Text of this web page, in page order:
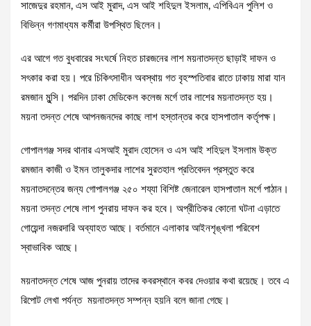
সাজেদুর রহমান, এস আই মুরাদ, এস আই শহিদুল ইসলাম, এপিবিএন পুলিশ ও
বিভিন্ন গণমাধ্যম কর্মীরা উপস্থিত ছিলেন।
এর আগে গত বুধবারের সংঘর্ষে নিহত চারজনের লাশ ময়নাতদন্ত ছাড়াই দাফন ও
সৎকার করা হয়। পরে চিকিৎসাধীন অবস্থায় গত বৃহস্পতিবার রাতে ঢাকায় মারা যান
রমজান মুন্সি। পরদিন ঢাকা মেডিকেল কলেজ মর্গে তার লাশের ময়নাতদন্ত হয়।
ময়না তদন্ত শেষে আপনজনদের কাছে লাশ হস্তান্তর করে হাসপাতাল কর্তৃপক্ষ।
গোপালগঞ্জ সদর থানার এসআই মুরাদ হোসেন ও এস আই শহিদুল ইসলাম উক্ত
রমজান কাজী ও ইমন তালুকদার লাশের সুরতহাল প্রতিবেদন প্রস্তুত করে
ময়নাতদন্তের জন্য গোপালগঞ্জ ২৫০ শয্যা বিশিষ্ট জেনারেল হাসপাতাল মর্গে পাঠান।
ময়না তদন্ত শেষে লাশ পুনরায় দাফন কর হবে। অপ্রীতিকর কোনো ঘটনা এড়াতে
গোয়েন্দা নজরদারি অব্যাহত আছে। বর্তমানে এলাকার আইনশৃঙ্খলা পরিবেশ
স্বাভাবিক আছে।
ময়নাতদন্ত শেষে আজ পুনরায় তাদের কবরস্থানে কবর দেওয়ার কথা রয়েছে। তবে এ
রিপোট লেখা পর্যন্ত ময়নাতদন্ত সম্পন্ন হয়নি বলে জানা গেছে।